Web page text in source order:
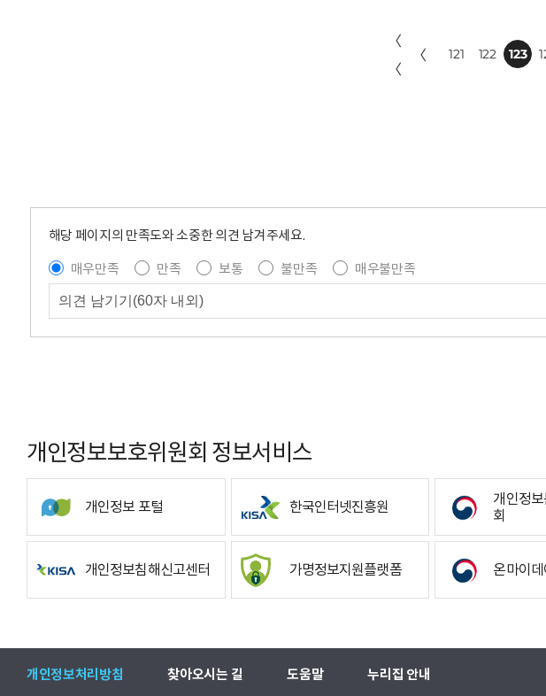
〈
〈
〈 121 122 123
해당 페이지의 만족도와 소중한 의견 남겨주세요.
매우만족
만족 보통 불만족
매우불만족
개인정보보호위원회 정보서비스
개인정보 포털 한국인터넷진흥원
개인정
회
개인정보침해신고센터 가명정보지원플랫폼 온마이데
개인정보처리방침 찾아오시는 길 도움말 누리집 안내